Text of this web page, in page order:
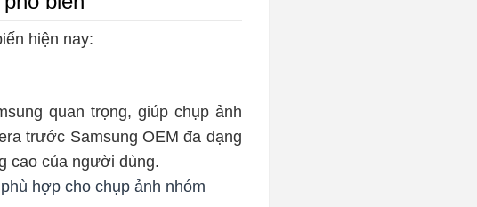
hiện nay:
quan trọng, giúp chụp ảnh
trước Samsung OEM đa dạng
cao của người dùng.
hợp cho chụp ảnh nhóm